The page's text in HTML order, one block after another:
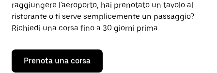
raggiungere l'aeroporto, hai prenotato un tavolo al
ristorante o ti serve semplicemente un passaggio?
Richiedi una corsa fino a 30 giorni prima.
Prenota una corsa